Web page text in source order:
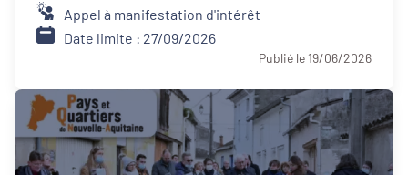
Appel à manifestation d'intérêt
Date limite : 27/09/2026
Publié le 19/06/2026